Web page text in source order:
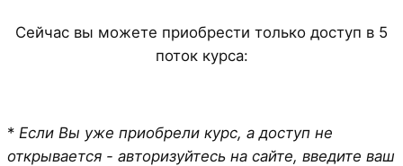
Сейчас вы можете приобрести только доступ в 5
поток курса:
* Если Вы уже приобрели курс, а доступ не
открывается - авторизуйтесь на сайте, введите ваш